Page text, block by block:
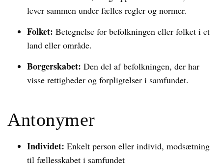
lever sammen under fælles regler og normer.
Folket: Betegnelse for befolkningen eller folket i et
land eller område.
Borgerskabet: Den del af befolkningen, der har
visse rettigheder og forpligtelser i samfundet.
Antonymer
Individet: Enkelt person eller individ, modsætning
til fællesskabet i samfundet